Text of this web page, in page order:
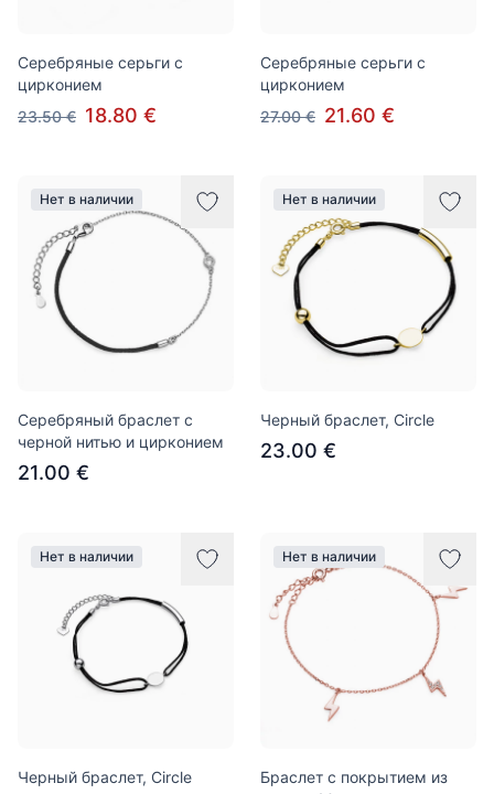
Серебряные серьги с
цирконием
23.50 € 18.80 €
Серебряные серьги с
цирконием
27.00 € 21.60 €
Нет в наличии
Серебряный браслет с
черной нитью и цирконием
21.00 €
Нет в наличии
Черный браслет, Circle
23.00 €
Нет в наличии
Черный браслет, Circle
Нет в наличии
Браслет с покрытием из